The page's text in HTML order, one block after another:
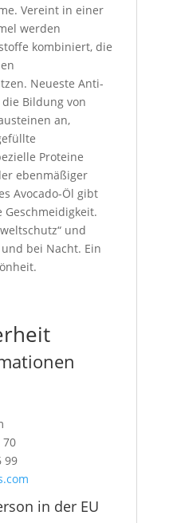
Vereint in einer
werden
kombiniert, die
Neueste Anti-
Bildung von
an,
Proteine
ebenmäßiger
Avocado-Öl gibt
und
bei Nacht. Ein
70
99
in der EU